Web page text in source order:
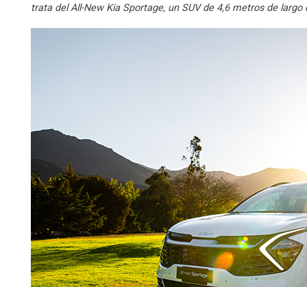
trata del All-New Kia Sportage, un SUV de 4,6 metros de